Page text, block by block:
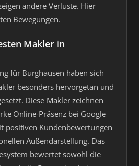
andere Verluste. Hier
Bewegungen.
Makler in
für Burghausen haben sich
besonders hervorgetan und
Diese Makler zeichnen
Online-Präsenz bei Google
positiven Kundenbewertungen
Außendarstellung. Das
bewertet sowohl die